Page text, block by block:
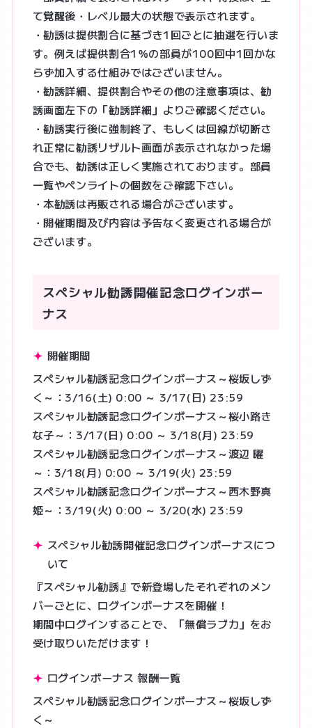
て覚醒後・レベル最大の状態で表示されます。
・勧誘は提供割合に基づき1回ごとに抽選を行いま
す。例えば提供割合1％の部員が100回中1回かな
らず加入する仕組みではございません。
・勧誘詳細、提供割合やその他の注意事項は、勧
誘画面左下の「勧誘詳細」よりご確認ください。
・勧誘実行後に強制終了、もしくは回線が切断さ
れ正常に勧誘リザルト画面が表示されなかった場
合でも、勧誘は正しく実施されております。部員
一覧やペンライトの個数をご確認下さい。
・本勧誘は再販される場合がございます。
・開催期間及び内容は予告なく変更される場合が
ございます。
スペシャル勧誘開催記念ログインボー
ナス
開催期間
スペシャル勧誘記念ログインボーナス～桜坂しず
く～：3/16(土) 0:00 ～ 3/17(日) 23:59
スペシャル勧誘記念ログインボーナス～桜小路き
な子～：3/17(日) 0:00 ～ 3/18(月) 23:59
スペシャル勧誘記念ログインボーナス～渡辺 曜
～：3/18(月) 0:00 ～ 3/19(火) 23:59
スペシャル勧誘記念ログインボーナス～西木野真
姫～：3/19(火) 0:00 ～ 3/20(水) 23:59
スペシャル勧誘開催記念ログインボーナスにつ
いて
『スペシャル勧誘』で新登場したそれぞれのメン
バーごとに、ログインボーナスを開催！
期間中ログインすることで、「無償ラブカ」をお
受け取りいただけます！
ログインボーナス 報酬一覧
スペシャル勧誘記念ログインボーナス～桜坂しず
く～